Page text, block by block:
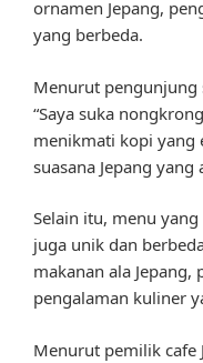
ornamen Jepang,
yang berbeda.
Menurut pengunjung
“Saya suka
menikmati kopi yang
suasana Jepang yang
Selain itu, menu
juga unik dan
makanan ala
pengalaman kuliner
Menurut pemilik cafe